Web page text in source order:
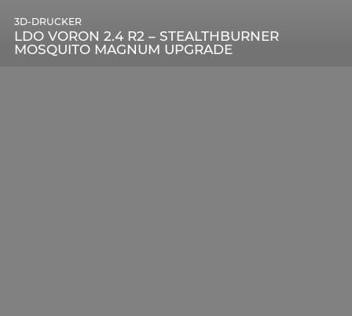
LDO VORON 2.4 R2 – STEALTHBURNER
MOSQUITO MAGNUM UPGRADE
3D-DRUCKER